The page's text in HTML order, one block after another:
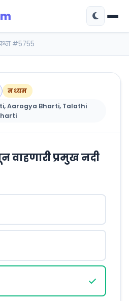
#5755
मध्यम
Aarogya Bharti, Talathi
वाहणारी प्रमुख नदी